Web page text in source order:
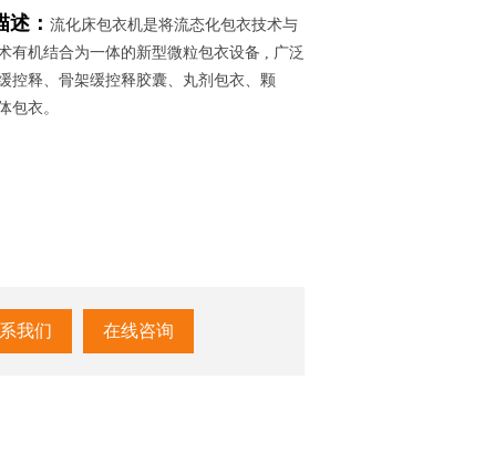
述： 流化床包衣机是将流态化包衣技术与
有机结合为一体的新型微粒包衣设备 , 广泛
控释、骨架缓控释胶囊、丸剂包衣、颗
包衣。
我们 在线咨询